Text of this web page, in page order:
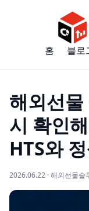
홈 블로
해외선
시 확인
HTS와
2026.06.22 · 해외선물솔